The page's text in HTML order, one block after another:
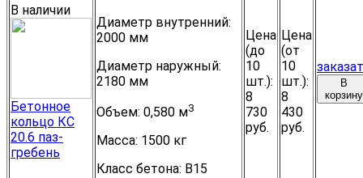
В наличии
Бетонное
кольцо КС
20.6 паз-
гребень
Диаметр внутренний:
2000 мм
Диаметр наружный:
2180 мм
Объем: 0,580 м3
Масса: 1500 кг
Класс бетона: B15
Цена
(до
10
шт.):
8
730
руб.
Цена
(от
10
шт.):
8
430
руб.
В
корзину